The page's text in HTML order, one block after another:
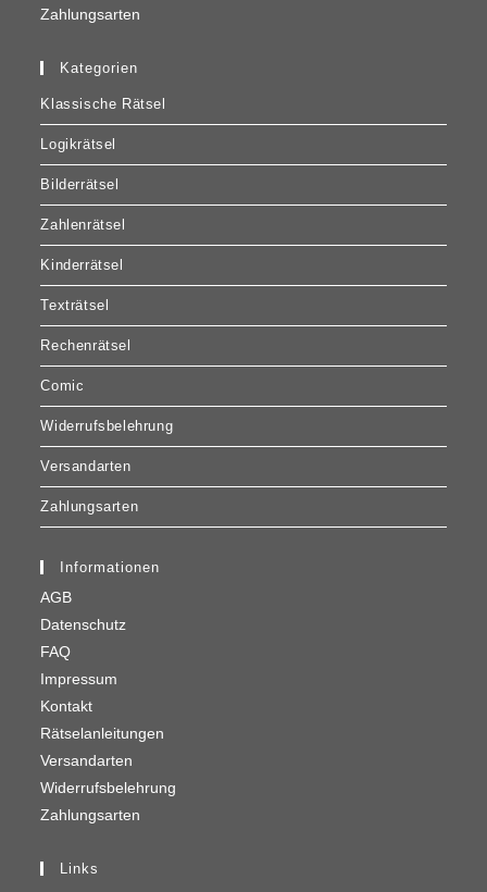
Zahlungsarten
Kategorien
Klassische Rätsel
Logikrätsel
Bilderrätsel
Zahlenrätsel
Kinderrätsel
Texträtsel
Rechenrätsel
Comic
Widerrufsbelehrung
Versandarten
Zahlungsarten
Informationen
AGB
Datenschutz
FAQ
Impressum
Kontakt
Rätselanleitungen
Versandarten
Widerrufsbelehrung
Zahlungsarten
Links